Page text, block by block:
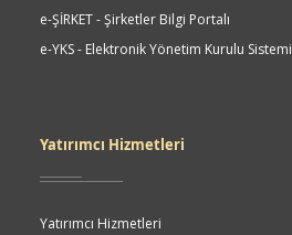
e-ŞİRKET - Şirketler Bilgi Portalı
e-YKS - Elektronik Yönetim Kurulu Sistemi
Yatırımcı Hizmetleri
Yatırımcı Hizmetleri